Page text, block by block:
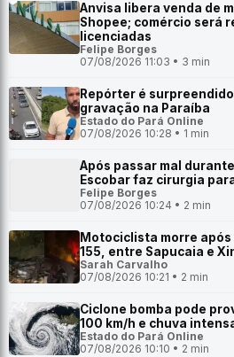
Anvisa libera venda de
Shopee; comércio será
licenciadas
Felipe Borges
07/08/2026 11:03 • 3 min
Repórter é
gravação na Paraíba
Estado do Pará Online
07/08/2026 10:28 • 1 min
Após passar mal
Escobar faz cirurgia
Felipe Borges
07/08/2026 10:24 • 2 min
Motociclista morre após
155, entre Sapucaia e
Sarah Carvalho
07/08/2026 10:21 • 2 min
Ciclone bomba pode
100 km/h e chuva
Estado do Pará Online
07/08/2026 10:10 • 2 min